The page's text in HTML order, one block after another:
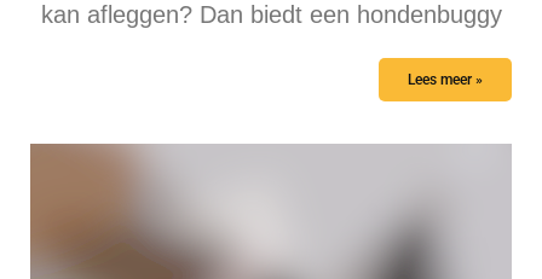
kan afleggen? Dan biedt een hondenbuggy
Lees meer »